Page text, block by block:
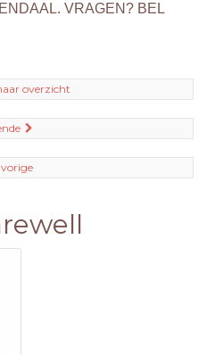
VRAGEN? BEL
overzicht
vorige